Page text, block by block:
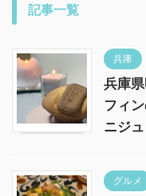
記事一覧
兵庫
兵庫
フィ
ニジ
グルメ